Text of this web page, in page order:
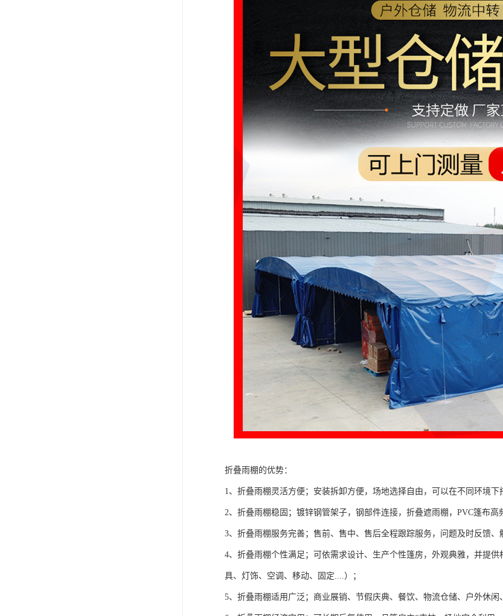
折叠雨棚的优势：
1、折叠雨棚灵活方便；安装拆卸方便，场地选择自由，可以在不同环境下
2、折叠雨棚稳固；镀锌钢管架子，钢部件连接，折叠遮雨棚，PVC篷布高
3、折叠雨棚服务完善；售前、售中、售后全程跟踪服务，问题及时反馈、
4、折叠雨棚个性满足；可依需求设计、生产个性篷房，外观典雅，并提
具、灯饰、空调、移动、固定....）；
5、折叠雨棚适用广泛；商业展销、节假庆典、餐饮、物流仓储、户外休闲